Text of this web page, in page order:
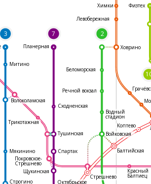
3 7 2
Химки
Левобережная
Ховрино
Красный
Балтиец
Коптево
Балтийская
Войковская
Водный
стадион
Сходненская
Трикотажная
Волоколамская
Тушинская
Мякинино
Строгино
Митино
Планерная
Спартак
Стрешнево
Щукинская
Октябрьское
Физтех
Речной вокзал
Беломорская
Покровское-
Стрешнево